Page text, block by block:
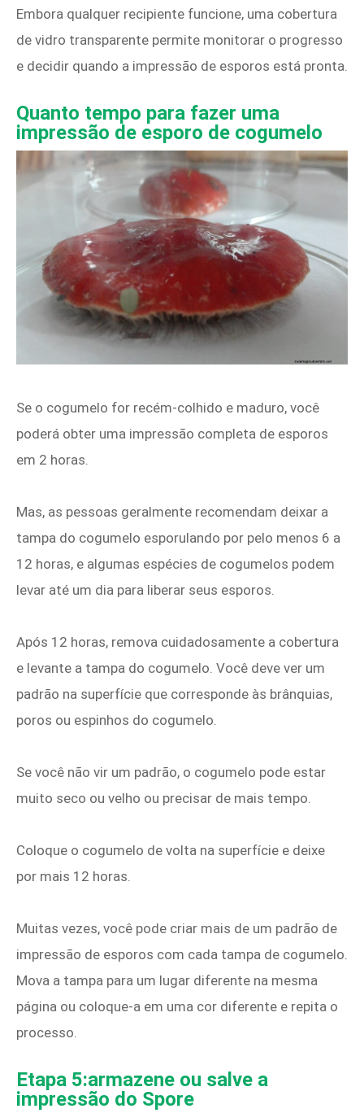
Embora qualquer recipiente funcione, uma cobertura
de vidro transparente permite monitorar o progresso
e decidir quando a impressão de esporos está pronta.
Quanto tempo para fazer uma
impressão de esporo de cogumelo
Se o cogumelo for recém-colhido e maduro, você
poderá obter uma impressão completa de esporos
em 2 horas.
Mas, as pessoas geralmente recomendam deixar a
tampa do cogumelo esporulando por pelo menos 6 a
12 horas, e algumas espécies de cogumelos podem
levar até um dia para liberar seus esporos.
Após 12 horas, remova cuidadosamente a cobertura
e levante a tampa do cogumelo. Você deve ver um
padrão na superfície que corresponde às brânquias,
poros ou espinhos do cogumelo.
Se você não vir um padrão, o cogumelo pode estar
muito seco ou velho ou precisar de mais tempo.
Coloque o cogumelo de volta na superfície e deixe
por mais 12 horas.
Muitas vezes, você pode criar mais de um padrão de
impressão de esporos com cada tampa de cogumelo.
Mova a tampa para um lugar diferente na mesma
página ou coloque-a em uma cor diferente e repita o
processo.
Etapa 5:armazene ou salve a
impressão do Spore